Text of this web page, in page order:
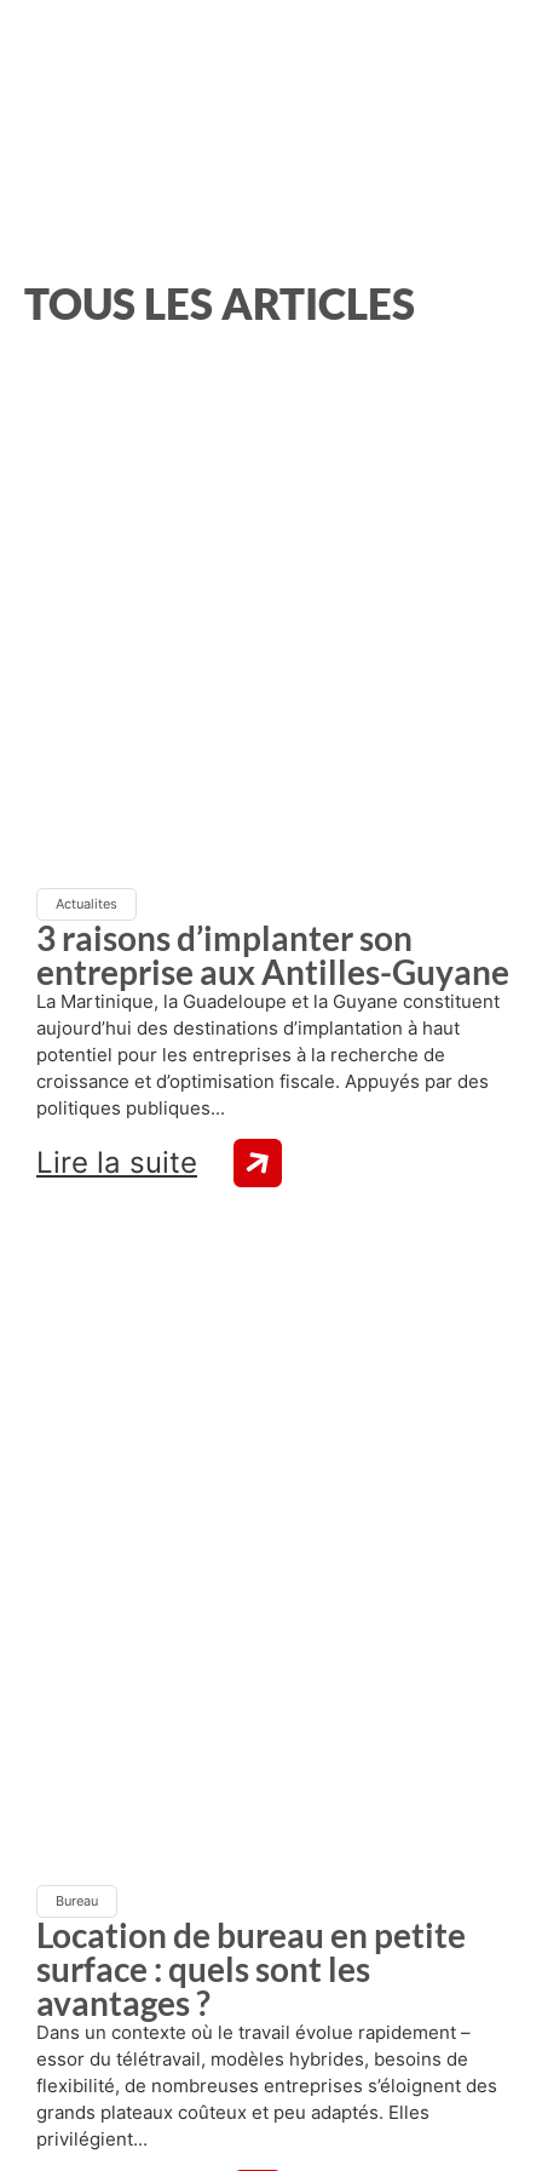
TOUS LES ARTICLES
Actualites
3 raisons d’implanter son
entreprise aux Antilles-Guyane
La Martinique, la Guadeloupe et la Guyane constituent
aujourd’hui des destinations d’implantation à haut
potentiel pour les entreprises à la recherche de
croissance et d’optimisation fiscale. Appuyés par des
politiques publiques...
Lire la suite
Bureau
Location de bureau en petite
surface : quels sont les
avantages ?
Dans un contexte où le travail évolue rapidement –
essor du télétravail, modèles hybrides, besoins de
flexibilité, de nombreuses entreprises s’éloignent des
grands plateaux coûteux et peu adaptés. Elles
privilégient...